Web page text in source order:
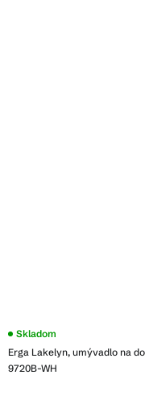
Erga Lakelyn, umývadlo na
9720B-WH
Skladom